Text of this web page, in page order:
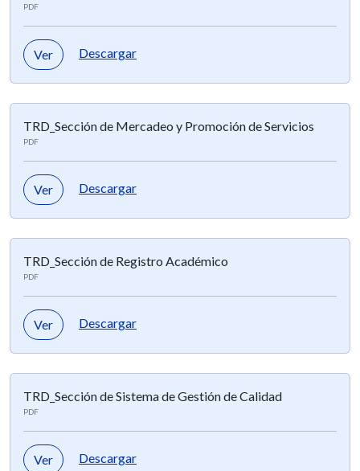
PDF
Ver Descargar
TRD_Sección de Mercadeo y Promoción de Servicios
PDF
Ver Descargar
TRD_Sección de Registro Académico
PDF
Ver Descargar
TRD_Sección de Sistema de Gestión de Calidad
PDF
Ver Descargar